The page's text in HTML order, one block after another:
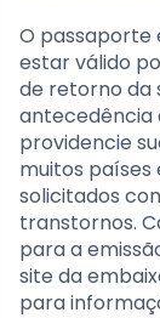
O passaporte
estar válido
de retorno da
antecedência
providencie
muitos países
solicitados
transtornos.
para a
site da
para